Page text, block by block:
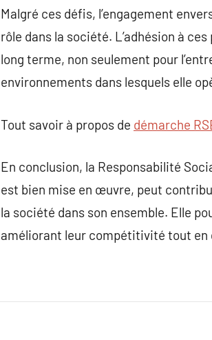
Malgré ces défis, l’engagement
rôle dans la société. L’adhésion à
long terme, non seulement pour
environnements dans lesquels elle
Tout savoir à propos de démarche
En conclusion, la Responsabilité
est bien mise en œuvre, peut
la société dans son ensemble. Elle
améliorant leur compétitivité tout